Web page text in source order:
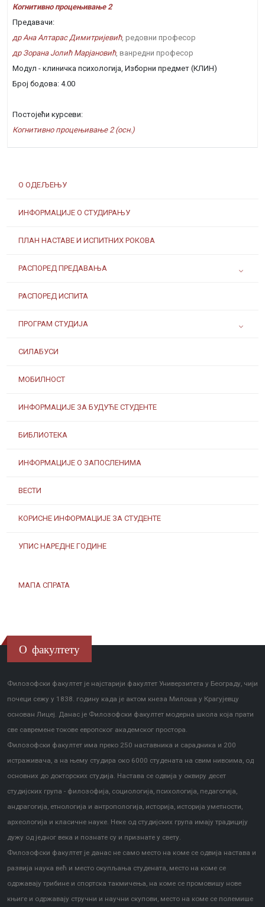
О ОДЕЉЕЊУ
ИНФОРМАЦИЈЕ О СТУДИРАЊУ
ПЛАН НАСТАВЕ И ИСПИТНИХ РОКОВА
РАСПОРЕД ПРЕДАВАЊА
РАСПОРЕД ИСПИТА
ПРОГРАМ СТУДИЈА
СИЛАБУСИ
МОБИЛНОСТ
ИНФОРМАЦИЈЕ ЗА БУДУЋЕ СТУДЕНТЕ
БИБЛИОТЕКА
ИНФОРМАЦИЈЕ О ЗАПОСЛЕНИМА
ВЕСТИ
КОРИСНЕ ИНФОРМАЦИЈЕ ЗА СТУДЕНТЕ
УПИС НАРЕДНЕ ГОДИНЕ
МАПА СПРАТА
Когнитивно процењивање 2
Предавачи:
др Ана Алтарас Димитријевић, редовни професор
др Зорана Јолић Марјановић, ванредни професор
Модул - клиничка психологија, Изборни предмет (КЛИН)
Број бодова: 4.00
Постојећи курсеви:
Когнитивно процењивање 2 (осн.)
О факултету
Филозофски факултет је најстарији факултет Универзитета у Београду, чији
почеци сежу у 1838. годину када је актом кнеза Милоша у Крагујевцу
основан Лицеј. Данас је Филозофски факултет модерна школа која прати
све савремене токове европског академског простора.
Филозофски факултет има преко 250 наставника и сарадника и 200
истраживача, а на њему студира око 6000 студената на свим нивоима, од
основних до докторских студија. Настава се одвија у оквиру десет
студијских група - филозофија, социологија, психологија, педагогија,
андрагогија, етнологија и антропологија, историја, историја уметности,
археологија и класичне науке. Неке од студијских група имају традицију
дужу од једног века и познате су и признате у свету.
Филозофски факултет је данас не само место на коме се одвија настава и
развија наука већ и место окупљања студената, место на коме се
одржавају трибине и спортска такмичења, на коме се промовишу нове
књиге и одржавају стручни и научни скупови, место на коме се полемише